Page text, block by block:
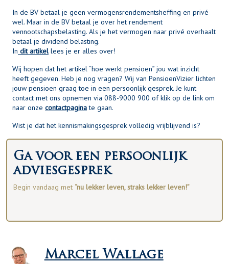
In de BV betaal je geen vermogensrendementsheffing en privé
wel. Maar in de BV betaal je over het rendement
vennootschapsbelasting. Als je het vermogen naar privé overhaalt
betaal je dividend belasting.
In dit artikellees je er alles over!
Wij hopen dat het artikel “hoe werkt pensioen” jou wat inzicht
heeft gegeven. Heb je nog vragen? Wij van PensioenVizier lichten
jouw pensioen graag toe in een persoonlijk gesprek. Je kunt
contact met ons opnemen via 088-9000 900 of klik op de link om
naar onze contactpaginate gaan.
Wist je dat het kennismakingsgesprek volledig vrijblijvend is?
Ga voor een persoonlijk
adviesgesprek
Begin vandaag met “nu lekker leven, straks lekker leven!”
Marcel Wallage